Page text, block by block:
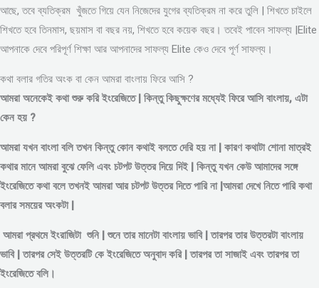
আছে, তবে ব্যতিক্রম খুঁজতে গিয়ে যেন নিজেদের যুগের ব্যতিক্রম না করে তুলি | শিখতে চাইলে
শিখতে হবে তিনমাস, ছয়মাস বা বছর নয়, শিখতে হবে কয়েক বছর। তবেই পাবেন সাফল্য |Elite
আপনাকে দেবে পরিপূর্ণ শিক্ষা আর আপনাদের সাফল্য Elite কেও দেবে পূর্ণ সাফল্য।
কথা বলার গতির অংক বা কেন আমরা বাংলায় ফিরে আসি ?
আমরা অনেকেই কথা শুরু করি ইংরেজিতে | কিন্তু কিছুক্ষণের মধ্যেই ফিরে আসি বাংলায়, এটা
কেন হয় ?
আমরা যখন বাংলা বলি তখন কিন্তু কোন কথাই বলতে দেরি হয় না | কারণ কথাটা শোনা মাত্রই
কথার মানে আমরা বুঝে ফেলি এবং চটপট উত্তর দিয়ে দিই | কিন্তু যখন কেউ আমাদের সঙ্গে
ইংরেজিতে কথা বলে তখনই আমরা আর চটপট উত্তর দিতে পারি না |আমরা দেখে নিতে পারি কথা
বলার সময়ের অংকটা |
আমরা প্রথমে ইংরাজিটা শুনি | শুনে তার মানেটা বাংলায় ভাবি | তারপর তার উত্তরটা বাংলায়
ভাবি | তারপর সেই উত্তরটি কে ইংরেজিতে অনুবাদ করি | তারপর তা সাজাই এবং তারপর তা
ইংরেজিতে বলি।